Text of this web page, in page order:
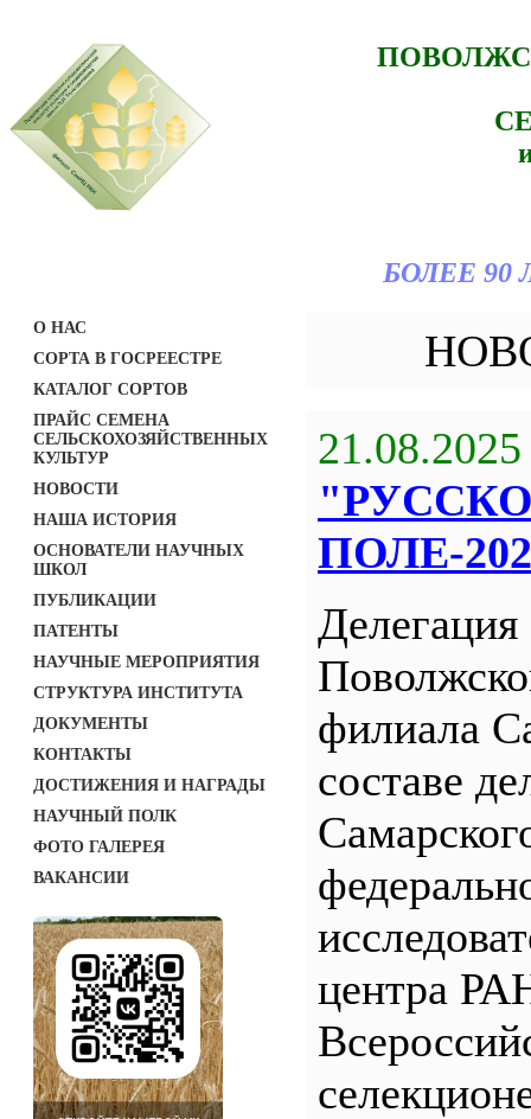
БОЛЕЕ
О НАС
СОРТА В ГОСРЕЕСТРЕ
КАТАЛОГ СОРТОВ
ПРАЙС СЕМЕНА
СЕЛЬСКОХОЗЯЙСТВЕННЫХ
КУЛЬТУР
НОВОСТИ
НАША ИСТОРИЯ
ОСНОВАТЕЛИ НАУЧНЫХ
ШКОЛ
ПУБЛИКАЦИИ
ПАТЕНТЫ
НАУЧНЫЕ МЕРОПРИЯТИЯ
СТРУКТУРА ИНСТИТУТА
ДОКУМЕНТЫ
КОНТАКТЫ
ДОСТИЖЕНИЯ И НАГРАДЫ
НАУЧНЫЙ ПОЛК
ФОТО ГАЛЕРЕЯ
ВАКАНСИИ
21.08.2025
ПОЛЕ-
Делегация
филиала
составе
центра